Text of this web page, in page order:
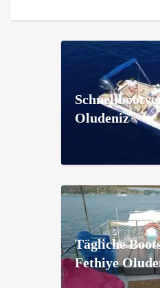
Oludeniz
Tägliche
Fethiye